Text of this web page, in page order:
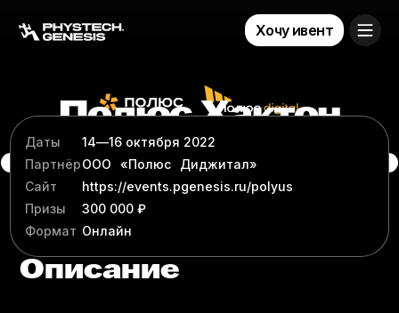
Хочу ивент
Полюс Хактон
Машинное обучение
Компьютерное зрение (CV)
Мобильные приложения
Бэкенд-разработчик (Backend)
Даты 14—16 октября 2022
ПартнёрООО⠀«Полюс⠀Диджитал»
Сайт
https:/​​​​​​​​​​​​​​​​​​​​​​​​​​​​​​​/​​​​​​​​​​​​​​​​​​​​​​​​​​​​​​​events.pgenesis.ru/​​​​​​​​​​​​​​​​​​​​​​​​​​​​​​​polyus
Призы
300 000 ₽
Формат Онлайн
Описание